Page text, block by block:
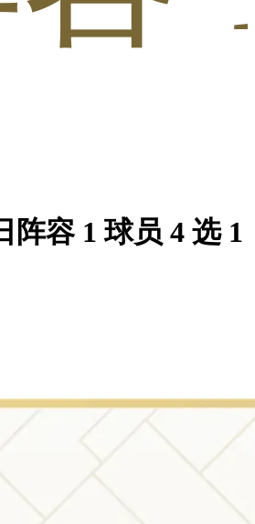
阵容 1 球员 4 选 1